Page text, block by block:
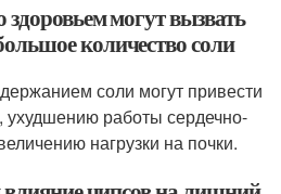
могут вызвать
количество соли
соли могут привести
работы сердечно-
нагрузки на почки.